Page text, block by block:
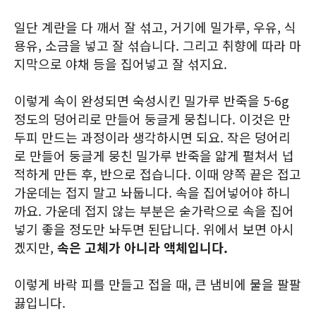
일단 계란을 다 깨서 잘 섞고, 거기에 밀가루, 우유, 식
용유, 소금을 넣고 잘 섞습니다. 그리고 취향에 따라 마
지막으로 야채 등을 집어넣고 잘 섞지요.
이렇게 속이 완성되면 숙성시킨 밀가루 반죽을 5-6g
정도의 덩어리로 만들어 둥글게 뭉칩니다. 이것은 만
두피 만드는 과정이라 생각하시면 되요. 작은 덩어리
로 만들어 둥글게 뭉친 밀가루 반죽을 얇게 펼쳐서 넙
적하게 만든 후, 반으로 접습니다. 이때 양쪽 끝은 접고
가운데는 접지 말고 놔둡니다. 속을 집어넣어야 하니
까요. 가운데 접지 않는 부분은 숟가락으로 속을 집어
넣기 좋을 정도만 놔두면 된답니다. 위에서 보면 아시
겠지만, 속은 고체가 아니라 액체입니다.
이렇게 바락 피를 만들고 접을 때, 큰 냄비에 물을 팔팔
끓입니다.